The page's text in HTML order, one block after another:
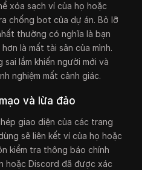
xóa sạch ví của họ hoặc
chống bot của dự án. Bỏ lỡ
thường có nghĩa là bạn
là mất tài sản của mình.
lầm khiến người mới và
nghiệm mất cảnh giác.
và lừa đảo
giao diện của các trang
sẽ liên kết ví của họ hoặc
kiểm tra thông báo chính
hoặc Discord đã được xác